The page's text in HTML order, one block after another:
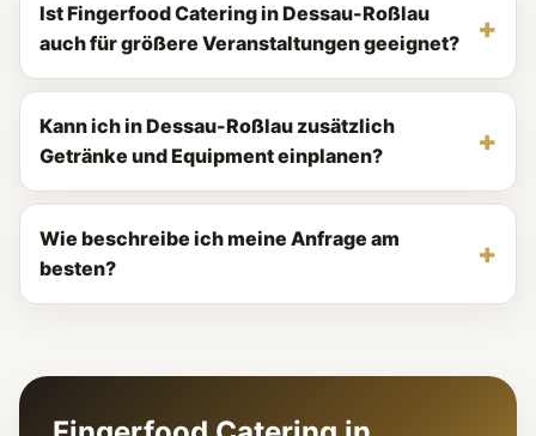
Ist Fingerfood Catering in Dessau-Roßlau
auch für größere Veranstaltungen geeignet?
Kann ich in Dessau-Roßlau zusätzlich
Getränke und Equipment einplanen?
Wie beschreibe ich meine Anfrage am
besten?